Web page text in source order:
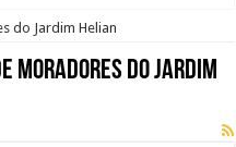
do Jardim Helian
Moradores do Jardim